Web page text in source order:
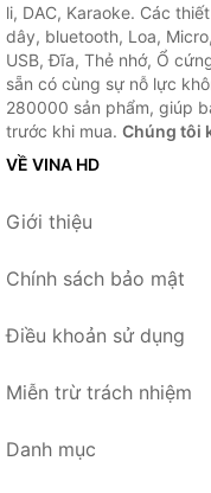
li, DAC, Karaoke. Các
dây, bluetooth, Loa,
USB, Đĩa, Thẻ nhớ, Ổ
sẵn có cùng sự nỗ lực
280000 sản phẩm, giúp
trước khi mua. Chúng tôi
VỀ VINA HD
Giới thiệu
Chính sách bảo mật
Điều khoản sử dụng
Miễn trừ trách nhiệm
Danh mục